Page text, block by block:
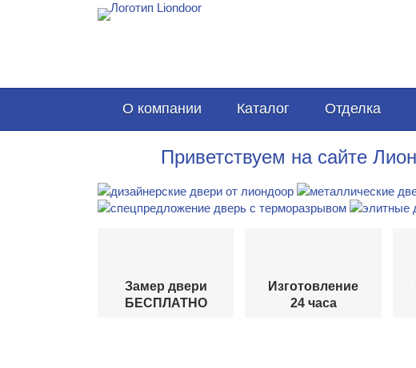
О компании Каталог Отделка
Приветствуем на сайте
Замер двери
БЕСПЛАТНО
Изготовление
24 часа